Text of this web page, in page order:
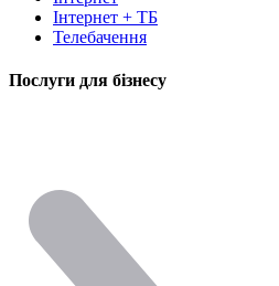
Інтернет + ТБ
Телебачення
Послуги для бізнесу